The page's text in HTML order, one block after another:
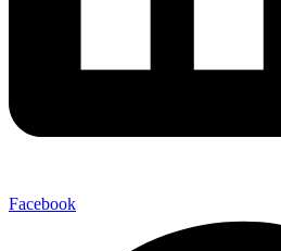
Facebook